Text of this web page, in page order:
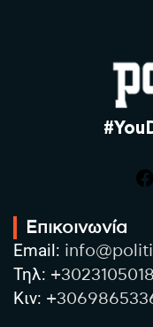
Επικοινωνία
Email:
Τηλ:
Κιν: